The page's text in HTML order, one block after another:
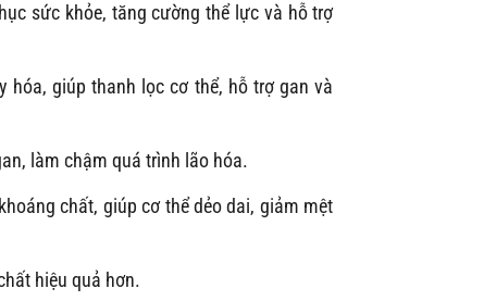
sức khỏe, tăng cường thể lực và hỗ trợ
giúp thanh lọc cơ thể, hỗ trợ gan và
làm chậm quá trình lão hóa.
chất, giúp cơ thể dẻo dai, giảm mệt
hiệu quả hơn.